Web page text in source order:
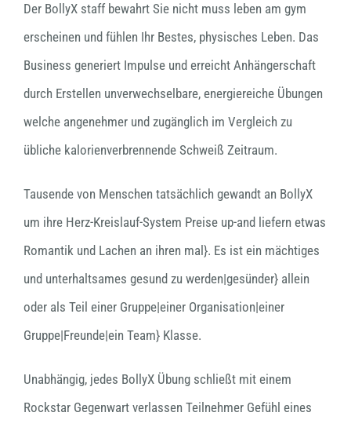
Der BollyX staff bewahrt Sie nicht muss leben am gym
erscheinen und fühlen Ihr Bestes, physisches Leben. Das
Business generiert Impulse und erreicht Anhängerschaft
durch Erstellen unverwechselbare, energiereiche Übungen
welche angenehmer und zugänglich im Vergleich zu
übliche kalorienverbrennende Schweiß Zeitraum.
Tausende von Menschen tatsächlich gewandt an BollyX
um ihre Herz-Kreislauf-System Preise up-and liefern etwas
Romantik und Lachen an ihren mal}. Es ist ein mächtiges
und unterhaltsames gesund zu werden|gesünder} allein
oder als Teil einer Gruppe|einer Organisation|einer
Gruppe|Freunde|ein Team} Klasse.
Unabhängig, jedes BollyX Übung schließt mit einem
Rockstar Gegenwart verlassen Teilnehmer Gefühl eines